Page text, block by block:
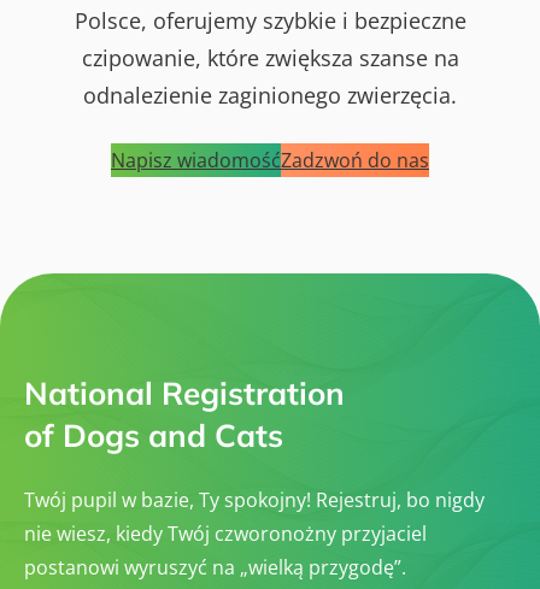
Polsce, oferujemy szybkie i bezpieczne
czipowanie, które zwiększa szanse na
odnalezienie zaginionego zwierzęcia.
Napisz wiadomośćZadzwoń do nas
National Registration
of Dogs and Cats
Twój pupil w bazie, Ty spokojny! Rejestruj, bo nigdy
nie wiesz, kiedy Twój czworonożny przyjaciel
postanowi wyruszyć na „wielką przygodę”.